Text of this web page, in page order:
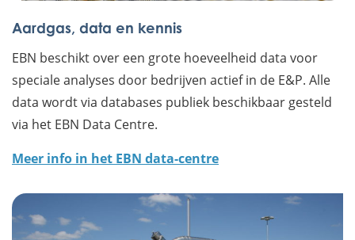
Aardgas, data en kennis
EBN beschikt over een grote hoeveelheid data voor
speciale analyses door bedrijven actief in de E&P. Alle
data wordt via databases publiek beschikbaar gesteld
via het EBN Data Centre.
Meer info in het EBN data-centre